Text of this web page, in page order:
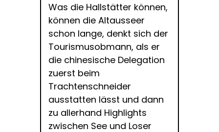
Was die Hallstätter können,
können die Altausseer
schon lange, denkt sich der
Tourismusobmann, als er
die chinesische Delegation
zuerst beim
Trachtenschneider
ausstatten lässt und dann
zu allerhand Highlights
zwischen See und Loser